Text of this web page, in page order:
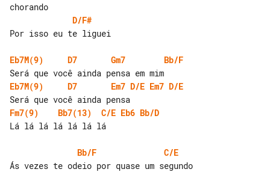
D/F#
Por isso eu te liguei
Eb7M(9) D7 Gm7
Bb/F
Eb7M(9)
D7 Em7 D/E Em7 D/E
Fm7(9)
Bb7(13) C/E Eb6 Bb/D
Lá lá lá lá lá lá lá
Bb/F
C/E